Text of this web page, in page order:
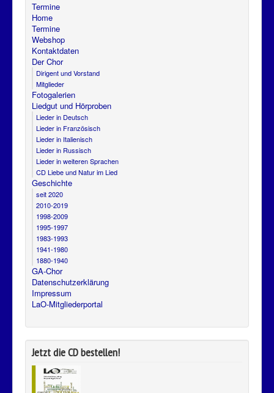
Termine
Home
Termine
Webshop
Kontaktdaten
Der Chor
Dirigent und Vorstand
Mitglieder
Fotogalerien
Liedgut und Hörproben
Lieder in Deutsch
Lieder in Französisch
Lieder in Italienisch
Lieder in Russisch
Lieder in weiteren Sprachen
CD Liebe und Natur im Lied
Geschichte
seit 2020
2010-2019
1998-2009
1995-1997
1983-1993
1941-1980
1880-1940
GA-Chor
Datenschutzerklärung
Impressum
LaO-Mitgliederportal
Jetzt die CD bestellen!